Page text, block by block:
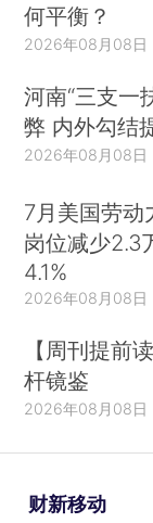
何平衡？
2026年08月08日
河南“三支一
弊 内外勾结
2026年08月08日
7月美国劳动
岗位减少2.3
4.1%
2026年08月08日
【周刊提前
杆镜鉴
2026年08月08日
财新移动